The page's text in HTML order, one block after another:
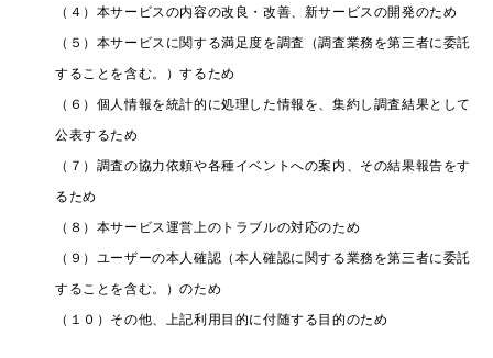
（４）本サービスの内容の改良・改善、新サービスの開発のため
（５）本サービスに関する満足度を調査（調査業務を第三者に委託
することを含む。）するため
（６）個人情報を統計的に処理した情報を、集約し調査結果として
公表するため
（７）調査の協力依頼や各種イベントへの案内、その結果報告をす
るため
（８）本サービス運営上のトラブルの対応のため
（９）ユーザーの本人確認（本人確認に関する業務を第三者に委託
することを含む。）のため
（１０）その他、上記利用目的に付随する目的のため